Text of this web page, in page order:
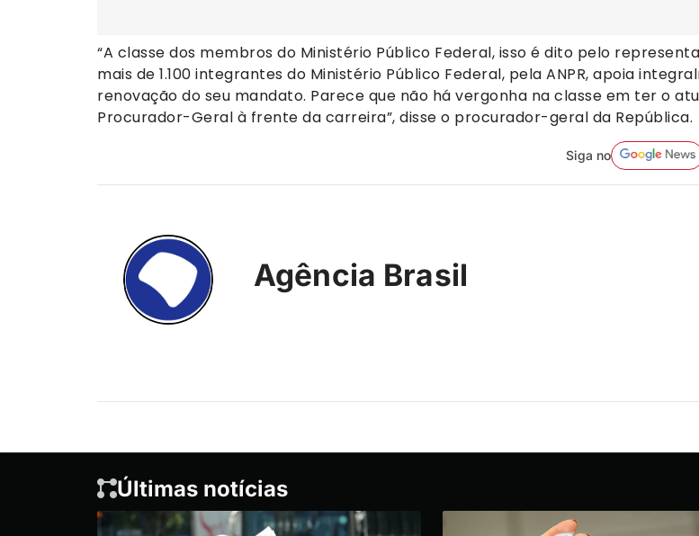
“A classe dos membros do Ministério Público Federal, isso é dito pelo
mais de 1.100 integrantes do Ministério Público Federal, pela ANPR, apoia
renovação do seu mandato. Parece que não há vergonha na classe em ter o
Procurador-Geral à frente da carreira”, disse o procurador-geral da República.
Siga no
Agência Brasil
Últimas notícias